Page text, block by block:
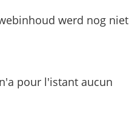
werd nog niet
pour l'istant aucun